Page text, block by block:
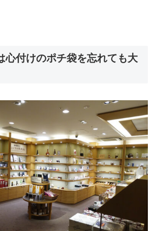
心付けのポチ袋を忘れても大